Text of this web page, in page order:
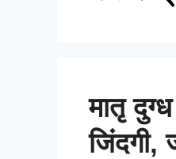
मातृ
जिंदगी,